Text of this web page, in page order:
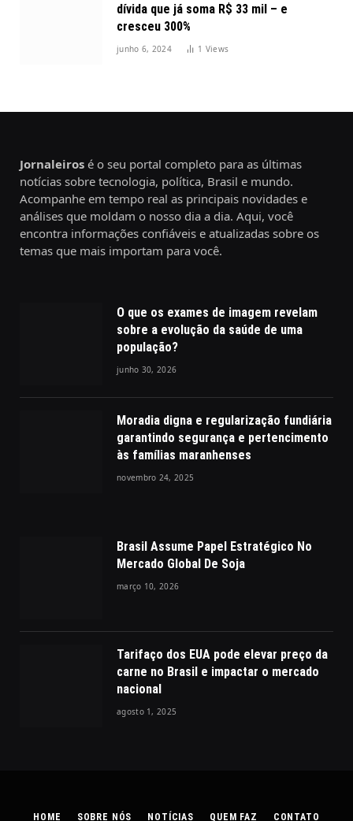
dívida que já soma R$ 33 mil – e
cresceu 300%
junho 6, 2024 1 Views
Jornaleiros é o seu portal completo para as últimas
notícias sobre tecnologia, política, Brasil e mundo.
Acompanhe em tempo real as principais novidades e
análises que moldam o nosso dia a dia. Aqui, você
encontra informações confiáveis e atualizadas sobre os
temas que mais importam para você.
O que os exames de imagem revelam
sobre a evolução da saúde de uma
população?
junho 30, 2026
Moradia digna e regularização fundiária
garantindo segurança e pertencimento
às famílias maranhenses
novembro 24, 2025
Brasil Assume Papel Estratégico No
Mercado Global De Soja
março 10, 2026
Tarifaço dos EUA pode elevar preço da
carne no Brasil e impactar o mercado
nacional
agosto 1, 2025
HOME SOBRE NÓS NOTÍCIAS QUEM FAZ CONTATO